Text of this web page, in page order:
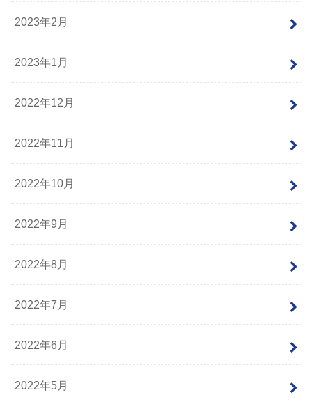
2023年2月
2023年1月
2022年12月
2022年11月
2022年10月
2022年9月
2022年8月
2022年7月
2022年6月
2022年5月